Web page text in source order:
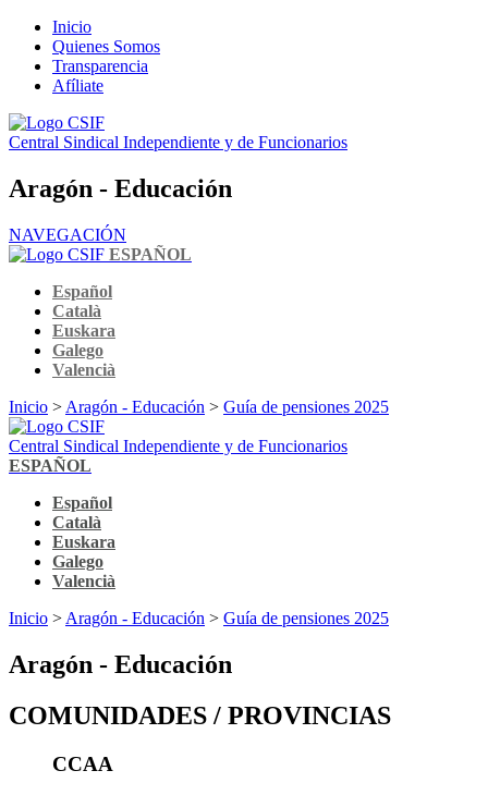
Inicio
Quienes Somos
Transparencia
Afíliate
Central Sindical Independiente y de Funcionarios
Aragón - Educación
NAVEGACIÓN
ESPAÑOL
Español
Català
Euskara
Galego
Valencià
Inicio > Aragón - Educación > Guía de pensiones 2025
Central Sindical Independiente y de Funcionarios
ESPAÑOL
Español
Català
Euskara
Galego
Valencià
Inicio > Aragón - Educación > Guía de pensiones 2025
Aragón - Educación
COMUNIDADES / PROVINCIAS
CCAA